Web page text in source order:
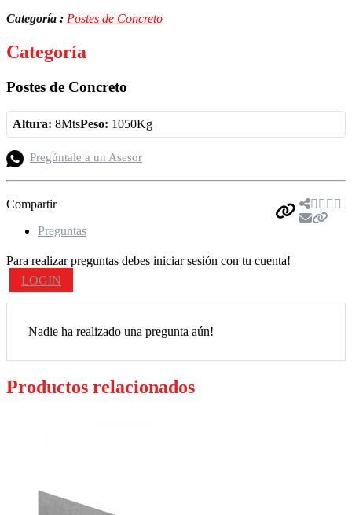
Categoría : Postes de Concreto
Categoría
Postes de Concreto
Altura: 8MtsPeso: 1050Kg
Pregúntale a un Asesor
Compartir
Preguntas
Para realizar preguntas debes iniciar sesión con tu cuenta!
LOGIN
Nadie ha realizado una pregunta aún!
Productos relacionados